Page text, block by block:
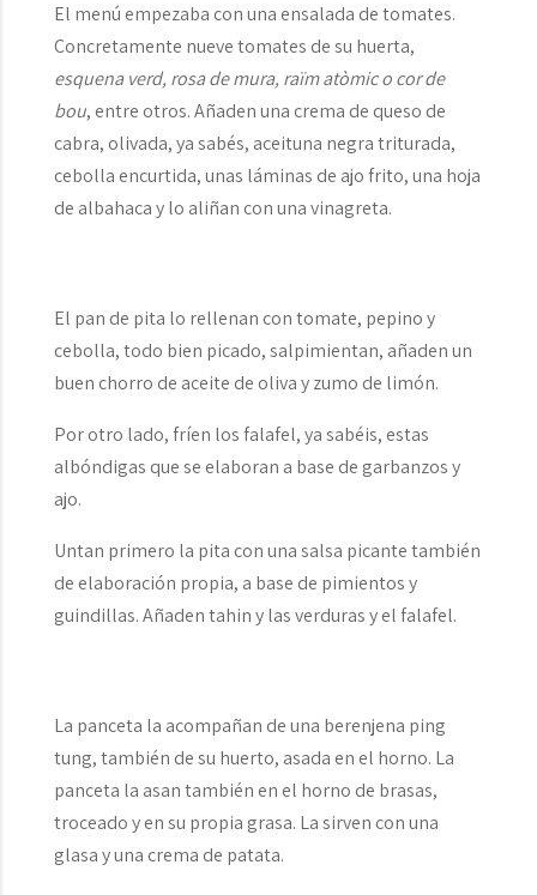
El menú empezaba con una ensalada de tomates.
Concretamente nueve tomates de su huerta,
esquena verd, rosa de mura, raïm atòmic o cor de
bou, entre otros. Añaden una crema de queso de
cabra, olivada, ya sabés, aceituna negra triturada,
cebolla encurtida, unas láminas de ajo frito, una hoja
de albahaca y lo aliñan con una vinagreta.
El pan de pita lo rellenan con tomate, pepino y
cebolla, todo bien picado, salpimientan, añaden un
buen chorro de aceite de oliva y zumo de limón.
Por otro lado, fríen los falafel, ya sabéis, estas
albóndigas que se elaboran a base de garbanzos y
ajo.
Untan primero la pita con una salsa picante también
de elaboración propia, a base de pimientos y
guindillas. Añaden tahin y las verduras y el falafel.
La panceta la acompañan de una berenjena ping
tung, también de su huerto, asada en el horno. La
panceta la asan también en el horno de brasas,
troceado y en su propia grasa. La sirven con una
glasa y una crema de patata.